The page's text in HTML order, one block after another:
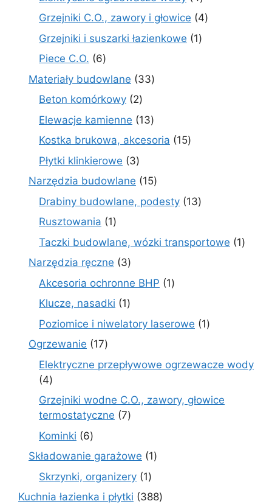
produkty
Grzejniki C.O., zawory i głowice 44
Grzejniki i suszarki łazienkowe 11
Piece C.O. 66
produktów
Materiały budowlane 3333
Beton komórkowy 22
produkty
Elewacje kamienne 1313
produktów
Kostka brukowa, akcesoria 1515
Płytki klinkierowe 33
produkty
Narzędzia budowlane 1515
produktów
Drabiny budowlane, podesty 1313
Rusztowania 11
produkt
Taczki budowlane, wózki transportowe 11
Narzędzia ręczne 33
produkty
Akcesoria ochronne BHP 11
Klucze, nasadki 11
produkt
Poziomice i niwelatory laserowe 11
Ogrzewanie 1717
produktów
Elektryczne przepływowe ogrzewacze wody
44
produkty
Grzejniki wodne C.O., zawory, głowice
termostatyczne 77
Kominki 66
produktów
Składowanie garażowe 11
Skrzynki, organizery 11
produkt
Kuchnia łazienka i płytki 388388